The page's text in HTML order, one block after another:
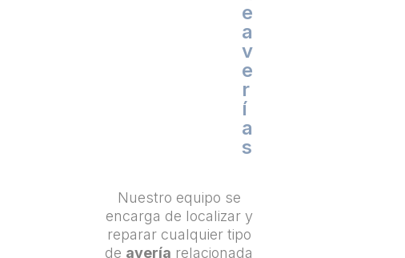
e
a
v
e
r
í
a
s
Nuestro equipo se
encarga de localizar y
reparar cualquier tipo
de avería relacionada